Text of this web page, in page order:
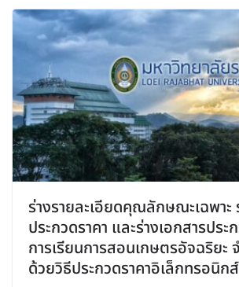
ร่างรายละเอียดคุณลักษณะเฉพาะ
ประกวดราคา และร่างเอกสารประ
การเรียนการสอนเกษตรอัจฉริยะ
ด้วยวิธีประกวดราคาอิเล็กทรอนิ